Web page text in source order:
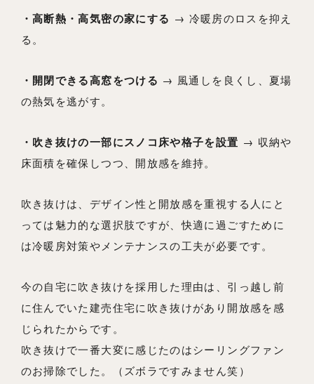
・高断熱・高気密の家にする → 冷暖房のロスを抑え
る。
・開閉できる高窓をつける → 風通しを良くし、夏場
の熱気を逃がす。
・吹き抜けの一部にスノコ床や格子を設置 → 収納や
床面積を確保しつつ、開放感を維持。
吹き抜けは、デザイン性と開放感を重視する人にと
っては魅力的な選択肢ですが、快適に過ごすために
は冷暖房対策やメンテナンスの工夫が必要です。
今の自宅に吹き抜けを採用した理由は、引っ越し前
に住んでいた建売住宅に吹き抜けがあり開放感を感
じられたからです。
吹き抜けで一番大変に感じたのはシーリングファン
のお掃除でした。（ズボラですみません笑）